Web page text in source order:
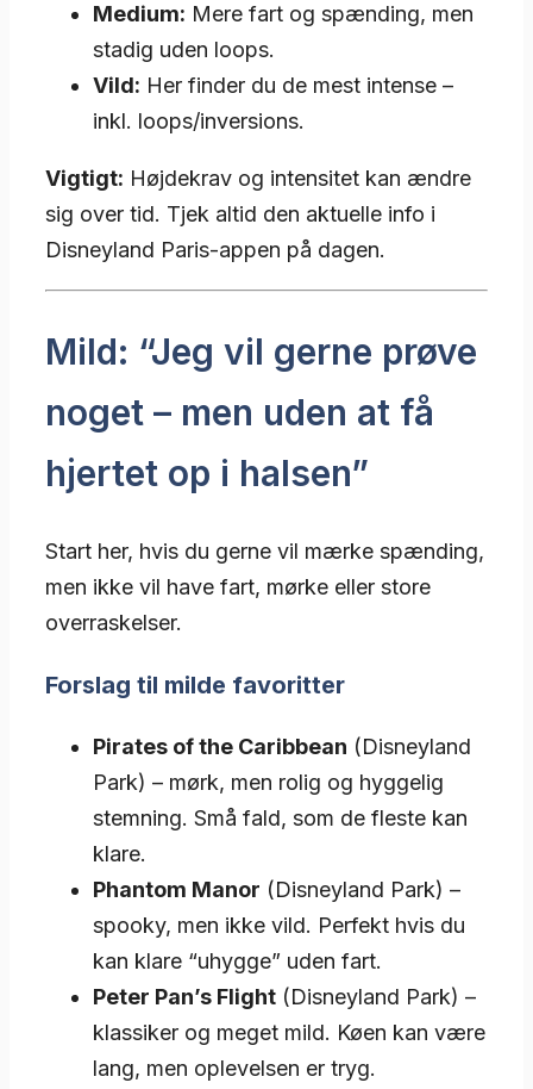
Medium: Mere fart og spænding, men
stadig uden loops.
Vild: Her finder du de mest intense –
inkl. loops/inversions.
Vigtigt: Højdekrav og intensitet kan ændre
sig over tid. Tjek altid den aktuelle info i
Disneyland Paris-appen på dagen.
Mild: “Jeg vil gerne prøve
noget – men uden at få
hjertet op i halsen”
Start her, hvis du gerne vil mærke spænding,
men ikke vil have fart, mørke eller store
overraskelser.
Forslag til milde favoritter
Pirates of the Caribbean (Disneyland
Park) – mørk, men rolig og hyggelig
stemning. Små fald, som de fleste kan
klare.
Phantom Manor (Disneyland Park) –
spooky, men ikke vild. Perfekt hvis du
kan klare “uhygge” uden fart.
Peter Pan’s Flight (Disneyland Park) –
klassiker og meget mild. Køen kan være
lang, men oplevelsen er tryg.